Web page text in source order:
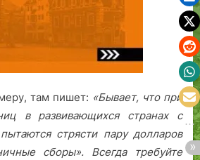
там пишет: «Бывает, что при
в развивающихся странах с
стрясти пару долларов
сборы». Всегда требуйте